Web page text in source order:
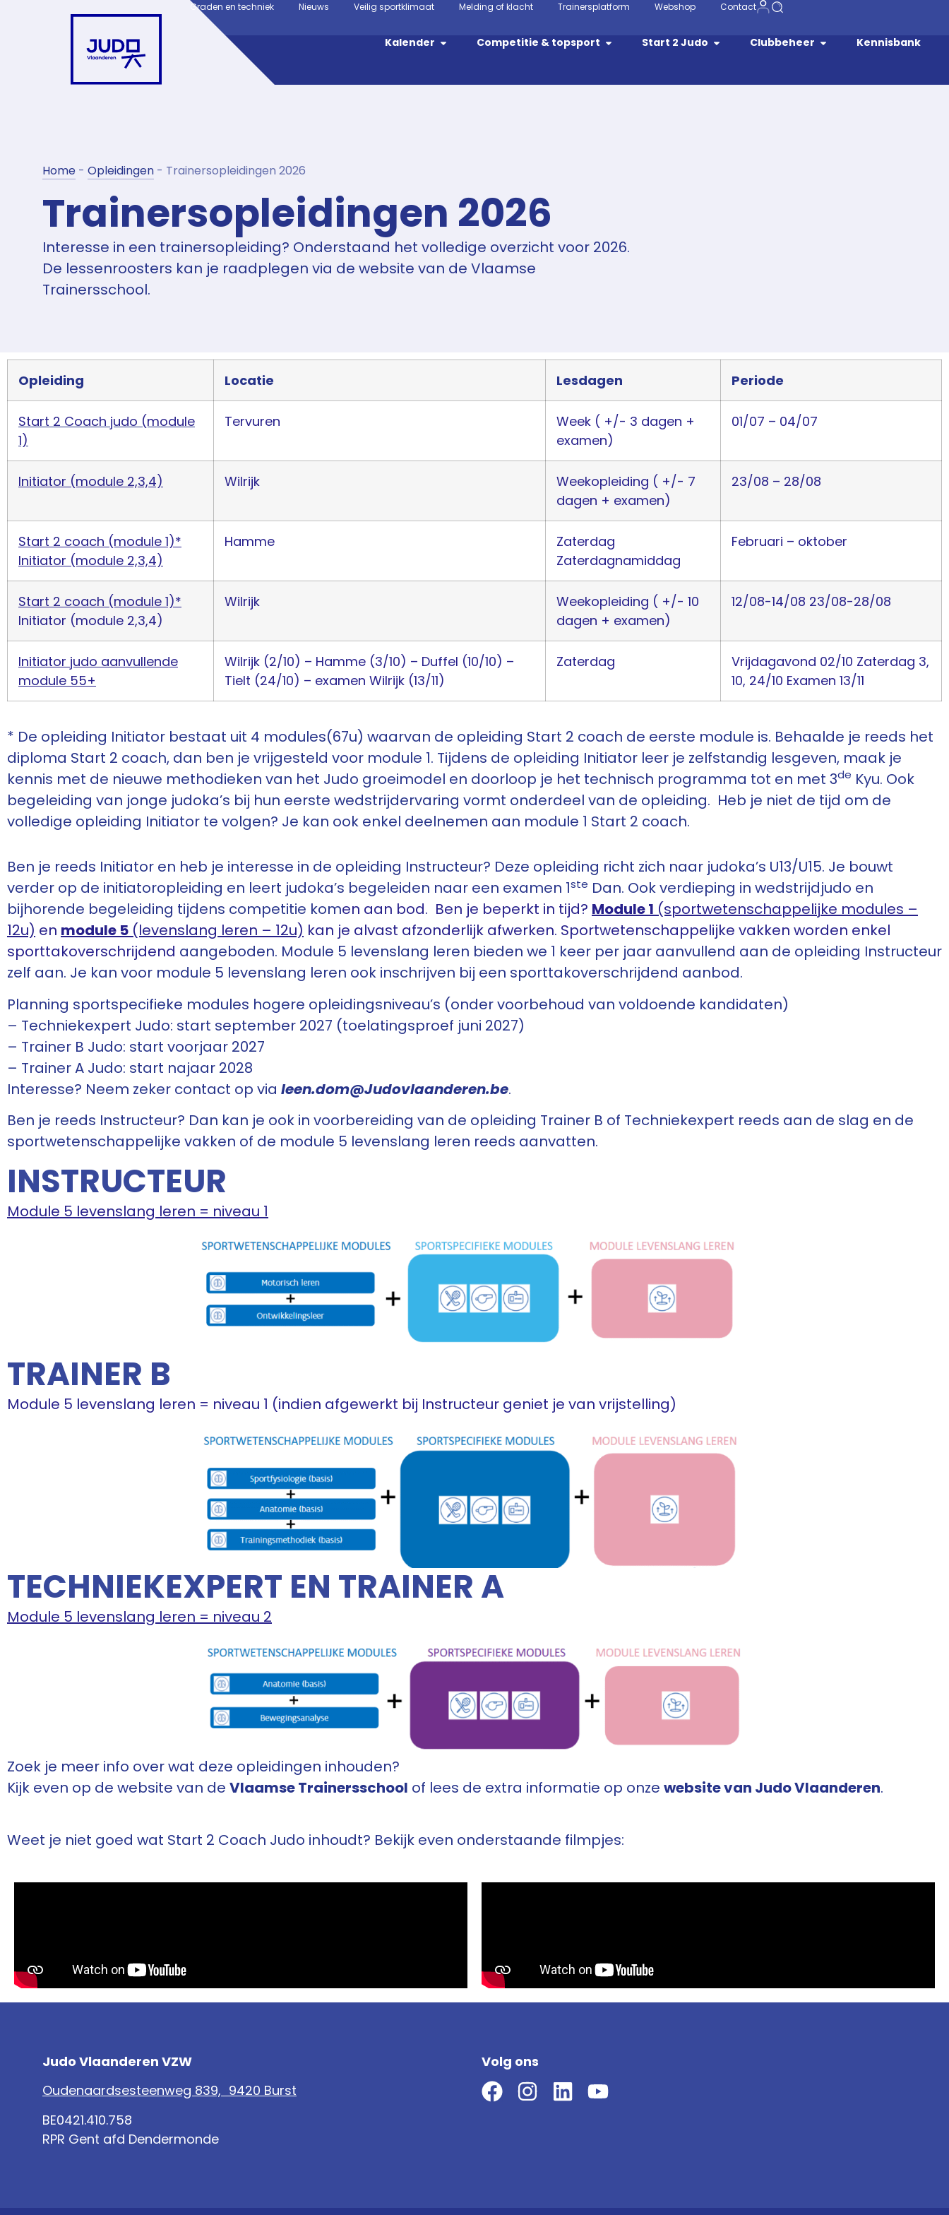
Graden en techniek Nieuws Veilig sportklimaat Melding of klacht Trainersplatform Webshop Contact
Kalender Competitie & topsport Start 2 Judo Clubbeheer Kennisbank
Home - Opleidingen - Trainersopleidingen 2026
Trainersopleidingen 2026
Interesse in een trainersopleiding? Onderstaand het volledige overzicht voor 2026.
De lessenroosters kan je raadplegen via de website van de Vlaamse
Trainersschool.
Opleiding Locatie Lesdagen Periode
Start 2 Coach judo (module
1)
Tervuren
Week ( +/- 3 dagen +
examen)
01/07 – 04/07
Initiator (module 2,3,4) Wilrijk Weekopleiding ( +/- 7
dagen + examen)
23/08 – 28/08
Start 2 coach (module 1)*
Initiator (module 2,3,4)
Hamme
Zaterdag
Zaterdagnamiddag
Februari – oktober
Start 2 coach (module 1)*
Initiator (module 2,3,4)
Wilrijk Weekopleiding ( +/- 10
dagen + examen)
12/08-14/08 23/08-28/08
Initiator judo aanvullende
module 55+
Wilrijk (2/10) – Hamme (3/10) – Duffel (10/10) –
Tielt (24/10) – examen Wilrijk (13/11)
Zaterdag Vrijdagavond 02/10 Zaterdag 3,
10, 24/10 Examen 13/11
* De opleiding Initiator bestaat uit 4 modules(67u) waarvan de opleiding Start 2 coach de eerste module is. Behaalde je reeds het
diploma Start 2 coach, dan ben je vrijgesteld voor module 1. Tijdens de opleiding Initiator leer je zelfstandig lesgeven, maak je
kennis met de nieuwe methodieken van het Judo groeimodel en doorloop je het technisch programma tot en met 3de Kyu. Ook
begeleiding van jonge judoka’s bij hun eerste wedstrijdervaring vormt onderdeel van de opleiding. Heb je niet de tijd om de
volledige opleiding Initiator te volgen? Je kan ook enkel deelnemen aan module 1 Start 2 coach.
Ben je reeds Initiator en heb je interesse in de opleiding Instructeur? Deze opleiding richt zich naar judoka’s U13/U15. Je bouwt
verder op de initiatoropleiding en leert judoka’s begeleiden naar een examen 1ste Dan. Ook verdieping in wedstrijdjudo en
bijhorende begeleiding tijdens competitie komen aan bod. Ben je beperkt in tijd? Module 1 (sportwetenschappelijke modules –
12u) en module 5 (levenslang leren – 12u) kan je alvast afzonderlijk afwerken. Sportwetenschappelijke vakken worden enkel
sporttakoverschrijdend aangeboden. Module 5 levenslang leren bieden we 1 keer per jaar aanvullend aan de opleiding Instructeur
zelf aan. Je kan voor module 5 levenslang leren ook inschrijven bij een sporttakoverschrijdend aanbod.
Planning sportspecifieke modules hogere opleidingsniveau’s (onder voorbehoud van voldoende kandidaten)
– Techniekexpert Judo: start september 2027 (toelatingsproef juni 2027)
– Trainer B Judo: start voorjaar 2027
– Trainer A Judo: start najaar 2028
Interesse? Neem zeker contact op via leen.dom@Judovlaanderen.be.
Ben je reeds Instructeur? Dan kan je ook in voorbereiding van de opleiding Trainer B of Techniekexpert reeds aan de slag en de
sportwetenschappelijke vakken of de module 5 levenslang leren reeds aanvatten.
INSTRUCTEUR
Module 5 levenslang leren = niveau 1
TRAINER B
Module 5 levenslang leren = niveau 1 (indien afgewerkt bij Instructeur geniet je van vrijstelling)
TECHNIEKEXPERT EN TRAINER A
Module 5 levenslang leren = niveau 2
Zoek je meer info over wat deze opleidingen inhouden?
Kijk even op de website van de Vlaamse Trainersschool of lees de extra informatie op onze website van Judo Vlaanderen.
Weet je niet goed wat Start 2 Coach Judo inhoudt? Bekijk even onderstaande filmpjes:
Judo Vlaanderen VZW
Oudenaardsesteenweg 839, 9420 Burst
BE0421.410.758
RPR Gent afd Dendermonde
Volg ons